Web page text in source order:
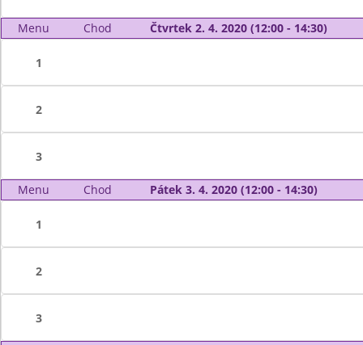
Menu Chod Čtvrtek 2. 4. 2020 (12:00 - 14:30)
1
2
3
Menu Chod Pátek 3. 4. 2020 (12:00 - 14:30)
1
2
3